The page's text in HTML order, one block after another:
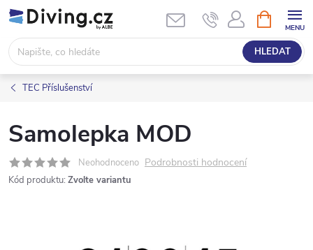
Přejít
na
obsah
HLEDAT
NÁKUPNÍ
KOŠÍK
TEC Příslušenství
Samolepka MOD
Neohodnoceno Podrobnosti hodnocení
Kód produktu: Zvolte variantu